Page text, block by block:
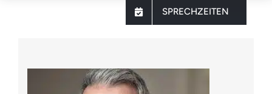
SPRECHZEITEN